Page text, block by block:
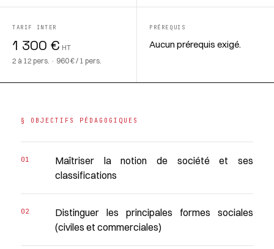
TARIF INTER
1 300 € HT
2 à 12 pers. · 960 € / 1 pers.
PRÉREQUIS
Aucun prérequis exigé.
§ OBJECTIFS PÉDAGOGIQUES
Maîtriser la notion de société et ses
classifications
Distinguer les principales formes sociales
(civiles et commerciales)